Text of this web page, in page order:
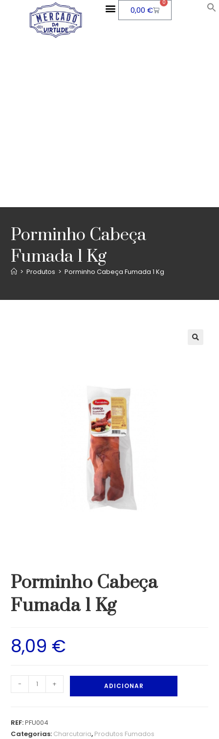
0,00€
0
Porminho Cabeça
Fumada 1 Kg
> Produtos > Porminho Cabeça Fumada 1 Kg
Porminho Cabeça
Fumada 1 Kg
8,09 €
- + ADICIONAR
REF:PFU004
Categorias: Charcutaria, Produtos Fumados